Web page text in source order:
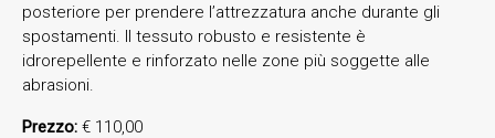
posteriore per prendere l’attrezzatura anche durante gli
spostamenti. Il tessuto robusto e resistente è
idrorepellente e rinforzato nelle zone più soggette alle
abrasioni.
Prezzo: € 110,00